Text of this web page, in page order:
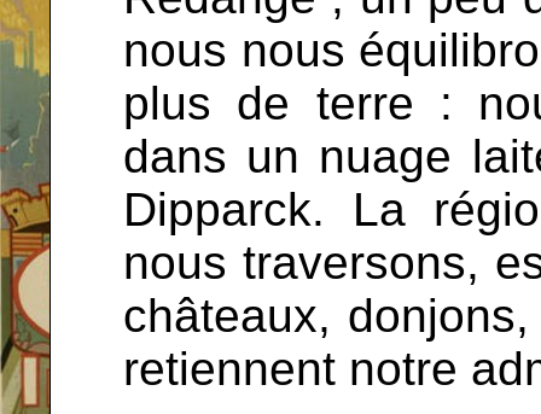
nous nous
plus de terre :
dans un nuage
Dipparck. La
nous traversons,
châteaux,
retiennent notre